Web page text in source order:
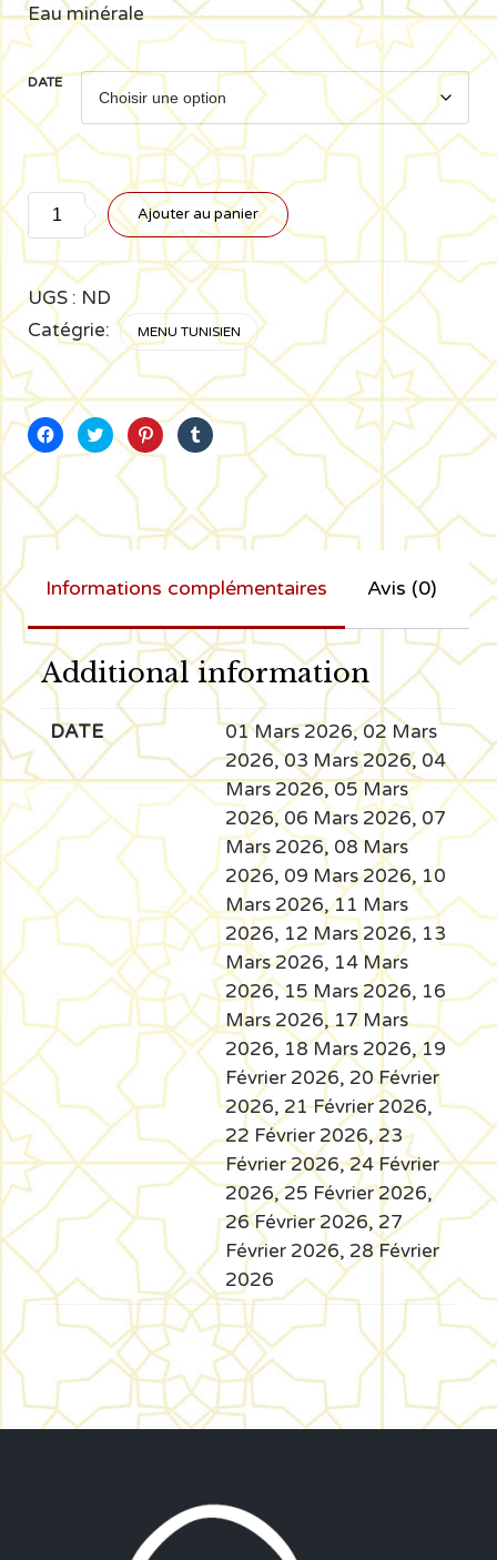
Eau minérale
DATE
quantité
de
Menu
Tunisien
Ajouter au panier
UGS : ND
Catégrie:
MENU TUNISIEN
Cliquez
pour
partager
sur
Facebook(ouvre
une
nouvelle
fenêtre)
Cliquez
pour
partager
sur
Twitter(ouvre
dans
nouvelle
fenêtre)
Cliquez
pour
partager
sur
Pinterest(ouvre
dans
une
nouvelle
fenêtre)
Cliquez
pour
partager
Tumblr(ouvre
dans
une
nouvelle
fenêtre)
Informations complémentaires Avis (0)
Additional information
DATE
01 Mars 2026, 02 Mars
2026, 03 Mars 2026, 04
Mars 2026, 05 Mars
2026, 06 Mars 2026, 07
Mars 2026, 08 Mars
2026, 09 Mars 2026, 10
Mars 2026, 11 Mars
2026, 12 Mars 2026, 13
Mars 2026, 14 Mars
2026, 15 Mars 2026, 16
Mars 2026, 17 Mars
2026, 18 Mars 2026, 19
Février 2026, 20 Février
2026, 21 Février 2026,
22 Février 2026, 23
Février 2026, 24 Février
2026, 25 Février 2026,
26 Février 2026, 27
Février 2026, 28 Février
2026